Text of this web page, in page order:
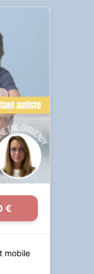
€
mobile